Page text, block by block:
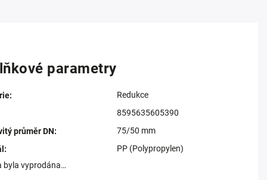
parametry
:
Redukce
8595635605390
průměr DN:
75/50 mm
:
PP (Polypropylen)
byla vyprodána…